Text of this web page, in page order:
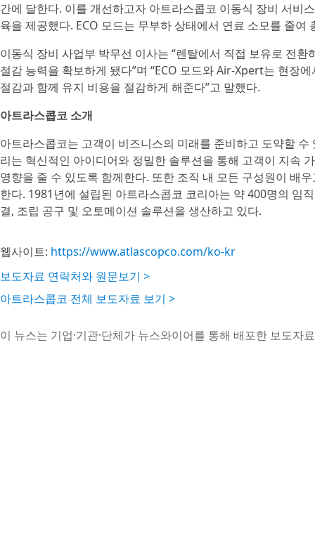
간에 달한다. 이를 개선하고자 아트라스콥코 이동식 장비 서비
육을 제공했다. ECO 모드는 무부하 상태에서 연료 소모를 줄여
이동식 장비 사업부 박무선 이사는 “렌탈에서 직접 보유로 전
절감 능력을 확보하게 됐다”며 “ECO 모드와 Air-Xpert는 현장
절감과 함께 유지 비용을 절감하게 해준다”고 말했다.
아트라스콥코 소개
아트라스콥코는 고객이 비즈니스의 미래를 준비하고 도약할
리는 혁신적인 아이디어와 정밀한 솔루션을 통해 고객이 지속
영향을 줄 수 있도록 함께한다. 또한 조직 내 모든 구성원이 배
한다. 1981년에 설립된 아트라스콥코 코리아는 약 400명의 임
결, 조립 공구 및 오토메이션 솔루션을 생산하고 있다.
웹사이트: https://www.atlascopco.com/ko-kr
보도자료 연락처와 원문보기 >
아트라스콥코 전체 보도자료 보기 >
이 뉴스는 기업·기관·단체가 뉴스와이어를 통해 배포한 보도자